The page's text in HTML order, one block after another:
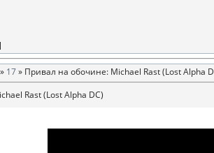
» 17» Привал на обочине: Michael Rast (Lost Alpha
Rast (Lost Alpha DC)